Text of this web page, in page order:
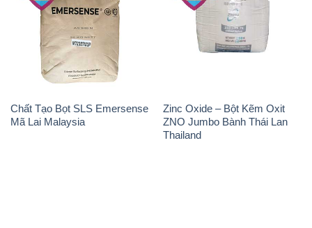
Chất Tạo Bọt SLS Emersense
Mã Lai Malaysia
Zinc Oxide – Bột Kẽm Oxit
ZNO Jumbo Bành Thái Lan
Thailand